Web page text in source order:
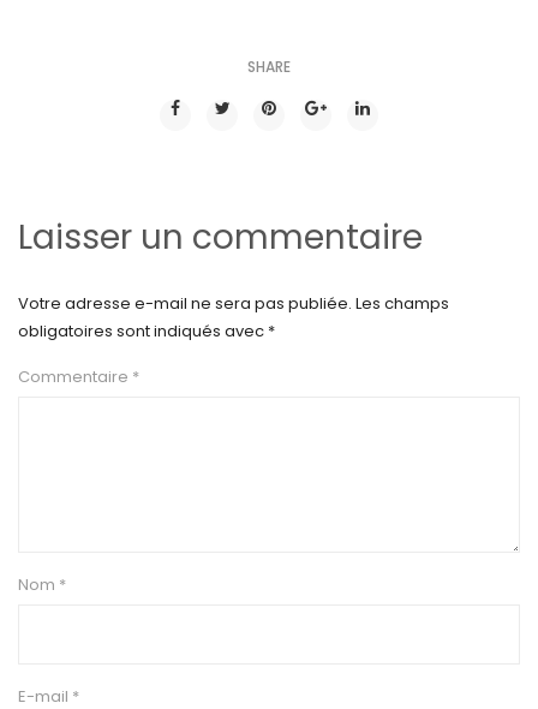
SHARE
Laisser un commentaire
Votre adresse e-mail ne sera pas publiée. Les champs
obligatoires sont indiqués avec *
Commentaire *
Nom *
E-mail *